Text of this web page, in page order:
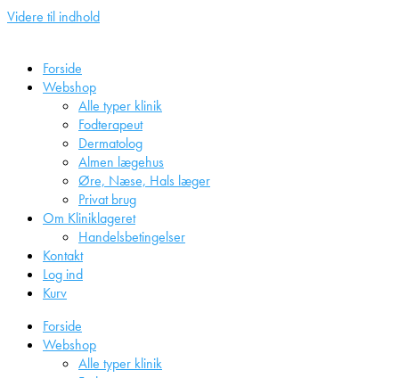
Videre til indhold
Forside
Webshop
Alle typer klinik
Fodterapeut
Dermatolog
Almen lægehus
Øre, Næse, Hals læger
Privat brug
Om Kliniklageret
Handelsbetingelser
Kontakt
Log ind
Kurv
Forside
Webshop
Alle typer klinik